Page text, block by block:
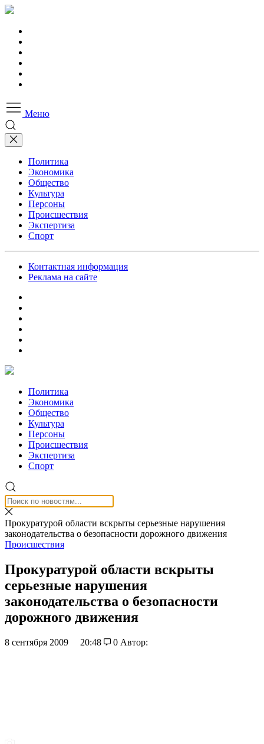
Меню
Политика
Экономика
Общество
Культура
Персоны
Происшествия
Экспертиза
Спорт
Контактная информация
Реклама на сайте
Политика
Экономика
Общество
Культура
Персоны
Происшествия
Экспертиза
Спорт
Прокуратурой области вскрыты серьезные нарушения
законодательства о безопасности дорожного движения
Происшествия
Прокуратурой области вскрыты
серьезные нарушения
законодательства о безопасности
дорожного движения
8 сентября 2009 20:48 0 Автор: